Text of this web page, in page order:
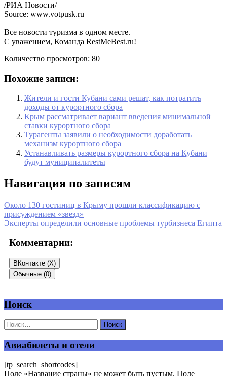
/РИА Новости/
Source: www.votpusk.ru
Все новости туризма в одном месте.
С уважением, Команда RestMeBest.ru!
Количество просмотров: 80
Похожие записи:
Жители и гости Кубани сами решат, как потратить
доходы от курортного сбора
Крым рассматривает вариант введения минимальной
ставки курортного сбора
Турагенты заявили о необходимости доработать
механизм курортного сбора
Устанавливать размеры курортного сбора на Кубани
будут муниципалитеты
Навигация по записям
Около 130 гостиниц в Крыму прошли классификацию с
присуждением «звезд»
Эксперты определили основные проблемы турбизнеса Египта
Комментарии:
ВКонтакте (X)
Обычные (0)
Добавить комментарий
Ваш адрес email не будет опубликован.
Поиск
Авиабилеты и отели
[tp_search_shortcodes]
Поле «Название страны» не может быть пустым. Поле